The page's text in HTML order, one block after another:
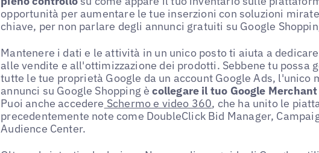
opportunità per aumentare le tue inserzioni con soluzioni mirate
chiave, per non parlare degli annunci gratuiti su Google
Mantenere i dati e le attività in un unico posto ti aiuta a
alle vendite e all'ottimizzazione dei prodotti. Sebbene tu possa
tutte le tue proprietà Google da un account Google Ads, l'unico
annunci su Google Shopping ècollegare il tuo Google
Puoi anche accedere Schermo e video 360, che ha unito le
precedentemente note come DoubleClick Bid Manager,
Audience Center.